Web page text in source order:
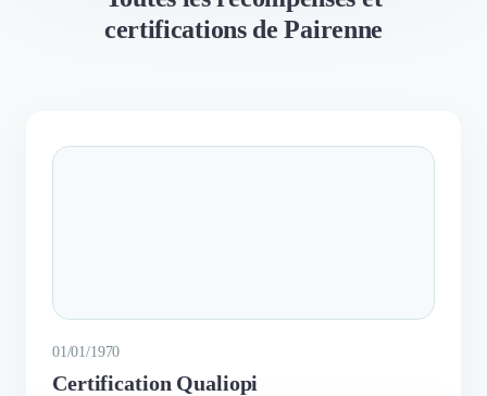
certifications de Pairenne
01/01/1970
Certification Qualiopi